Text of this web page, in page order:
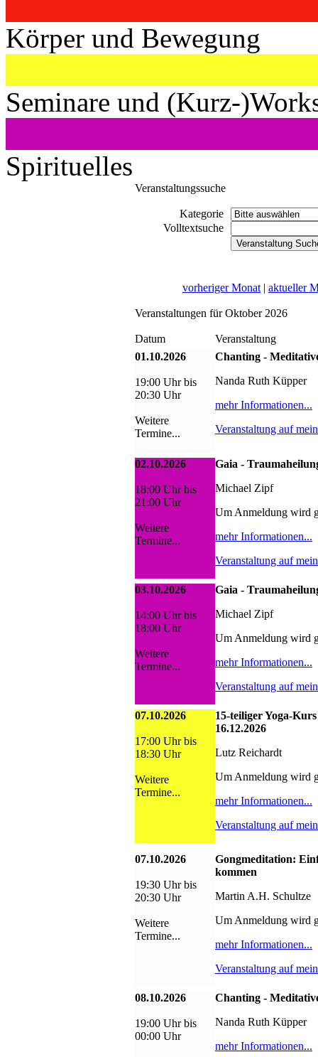
Körper und Bewegung
Seminare und (Kurz-
Spirituelles
Veranstaltungssuche
Kategorie
Volltextsuche
vorheriger Monat | aktueller
Veranstaltungen für Oktober 2026
Datum
Veranstaltung
01.10.2026
19:00 Uhr bis
20:30 Uhr
Weitere
Termine...
Chanting -
Nanda Ruth Küpper
mehr Informationen...
Veranstaltung auf
02.10.2026
18:00 Uhr bis
21:00 Uhr
Weitere
Termine...
Gaia -
Michael Zipf
Um Anmeldung wird
mehr Informationen...
Veranstaltung auf
03.10.2026
14:00 Uhr bis
18:00 Uhr
Weitere
Termine...
Gaia -
Michael Zipf
Um Anmeldung wird
mehr Informationen...
Veranstaltung auf
07.10.2026
17:00 Uhr bis
18:30 Uhr
Weitere
Termine...
15-teiliger Yoga-
16.12.2026
Lutz Reichardt
Um Anmeldung wird
mehr Informationen...
Veranstaltung auf
07.10.2026
19:30 Uhr bis
20:30 Uhr
Weitere
Termine...
Gongmeditation:
kommen
Martin A.H. Schultze
Um Anmeldung wird
mehr Informationen...
Veranstaltung auf
08.10.2026
19:00 Uhr bis
00:00 Uhr
Chanting -
Nanda Ruth Küpper
mehr Informationen...